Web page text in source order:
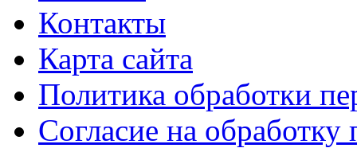
Контакты
Карта сайта
Политика обработки
Согласие на